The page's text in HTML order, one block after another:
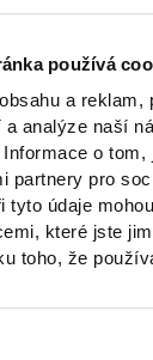
používá
a
analýze naší
o tom,
partnery pro
tyto údaje
které jste
toho, že